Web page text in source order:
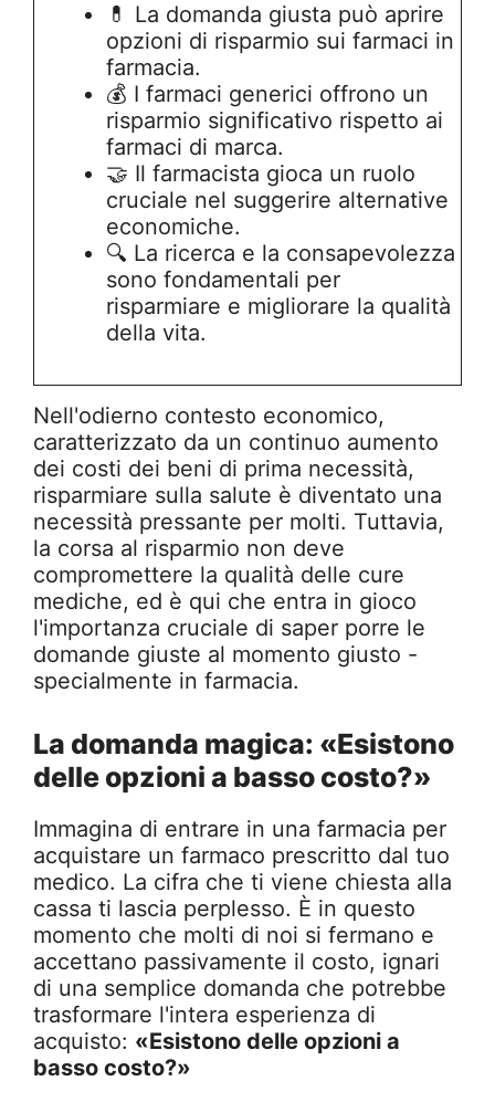
💊 La domanda giusta può aprire
opzioni di risparmio sui farmaci in
farmacia.
💰 I farmaci generici offrono un
risparmio significativo rispetto ai
farmaci di marca.
🤝 Il farmacista gioca un ruolo
cruciale nel suggerire alternative
economiche.
🔍 La ricerca e la consapevolezza
sono fondamentali per
risparmiare e migliorare la qualità
della vita.
Nell'odierno contesto economico,
caratterizzato da un continuo aumento
dei costi dei beni di prima necessità,
risparmiare sulla salute è diventato una
necessità pressante per molti. Tuttavia,
la corsa al risparmio non deve
compromettere la qualità delle cure
mediche, ed è qui che entra in gioco
l'importanza cruciale di saper porre le
domande giuste al momento giusto -
specialmente in farmacia.
La domanda magica: «Esistono
delle opzioni a basso costo?»
Immagina di entrare in una farmacia per
acquistare un farmaco prescritto dal tuo
medico. La cifra che ti viene chiesta alla
cassa ti lascia perplesso. È in questo
momento che molti di noi si fermano e
accettano passivamente il costo, ignari
di una semplice domanda che potrebbe
trasformare l'intera esperienza di
acquisto: «Esistono delle opzioni a
basso costo?»